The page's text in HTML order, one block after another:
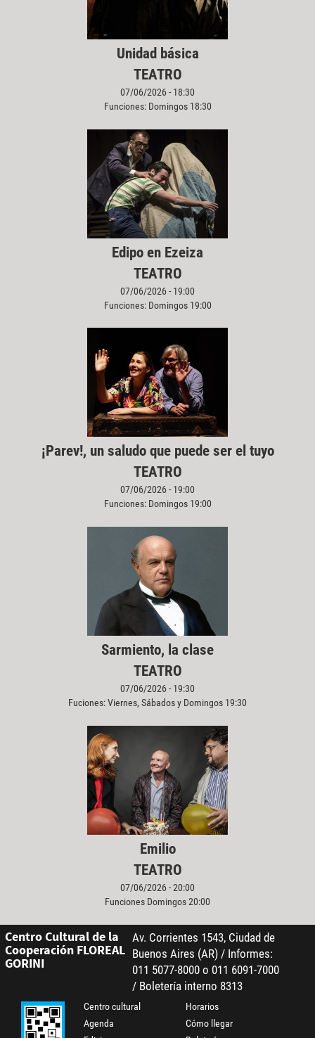
Unidad básica
TEATRO
07/06/2026 - 18:30
Funciones: Domingos 18:30
Edipo en Ezeiza
TEATRO
07/06/2026 - 19:00
Funciones: Domingos 19:00
¡Parev!, un saludo que puede ser el tuyo
TEATRO
07/06/2026 - 19:00
Funciones: Domingos 19:00
Sarmiento, la clase
TEATRO
07/06/2026 - 19:30
Fuciones: Viernes, Sábados y Domingos 19:30
Emilio
TEATRO
07/06/2026 - 20:00
Funciones Domingos 20:00
Centro Cultural de la
Cooperación FLOREAL
GORINI
Av. Corrientes 1543, Ciudad de
Buenos Aires (AR) / Informes:
011 5077-8000 o 011 6091-7000
/ Boletería interno 8313
Centro cultural
Agenda
Horarios
Cómo llegar